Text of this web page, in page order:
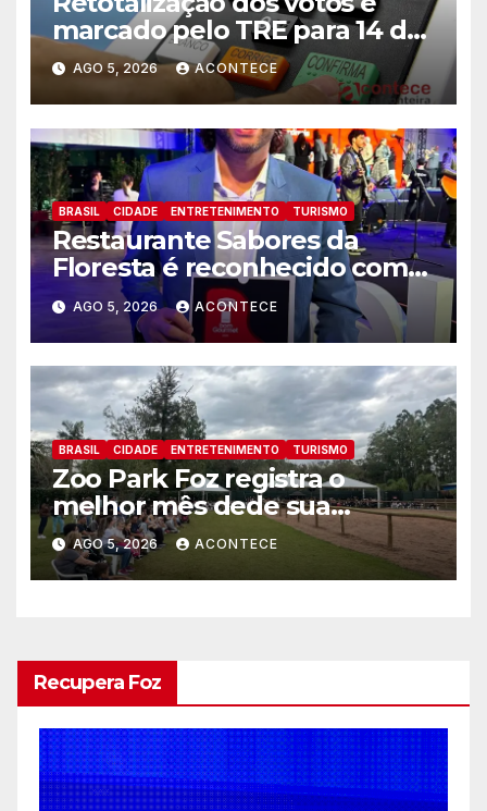
marcado pelo TRE para 14 de
agosto
AGO 5, 2026 ACONTECE
BRASIL CIDADE ENTRETENIMENTO TURISMO
Restaurante Sabores da
Floresta é reconhecido como
um dos Lugares Imperdíveis
de Foz do Iguaçu
AGO 5, 2026 ACONTECE
BRASIL CIDADE ENTRETENIMENTO TURISMO
Zoo Park Foz registra o
melhor mês dede sua
inauguração
AGO 5, 2026 ACONTECE
Recupera Foz